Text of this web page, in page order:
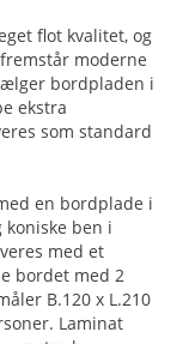
flot kvalitet, og
moderne
bordpladen i
ekstra
som standard
en bordplade i
ben i
med et
bordet med 2
B.120 x L.210
Laminat